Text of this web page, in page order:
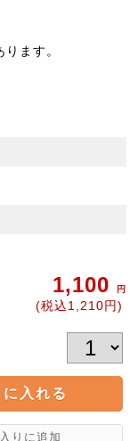
ます。
1,100 円
(税込1,210円)